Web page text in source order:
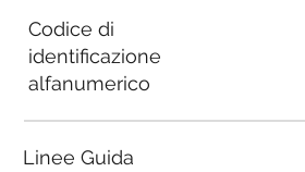
Codice di
identificazione
alfanumerico
Linee Guida